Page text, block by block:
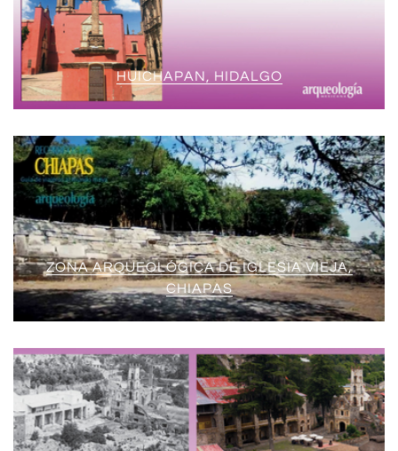
HUICHAPAN, HIDALGO
ZONA ARQUEOLÓGICA DE IGLESIA VIEJA,
CHIAPAS